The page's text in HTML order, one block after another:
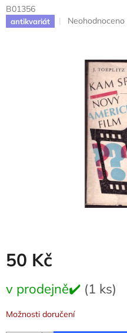
B01356
antikvariát
Průměrné
hvězdiček.
Neohodnoceno
50 Kč
cena:
v prodejně✔️ (1 ks)
Možnosti doručení